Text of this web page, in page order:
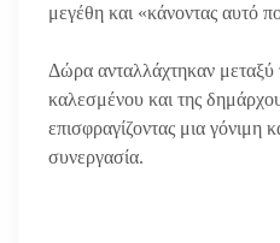
μεγέθη και «κάνοντας αυτό
Δώρα ανταλλάχτηκαν μεταξύ
καλεσμένου και της
επισφραγίζοντας μια γόνιμη
συνεργασία.